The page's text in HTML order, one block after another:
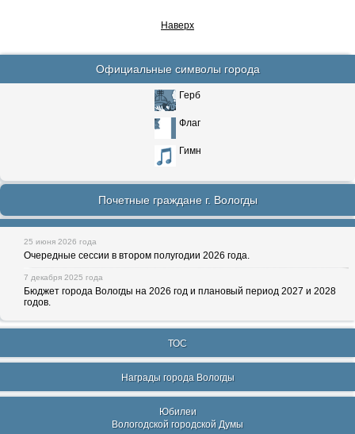
Наверх
Официальные символы города
Герб
Флаг
Гимн
Почетные граждане г. Вологды
25 июня 2026 года
Очередные сессии в втором полугодии 2026 года.
7 декабря 2025 года
Бюджет города Вологды на 2026 год и плановый период 2027 и 2028
годов.
ТОС
Награды города Вологды
Юбилеи
Вологодской городской Думы